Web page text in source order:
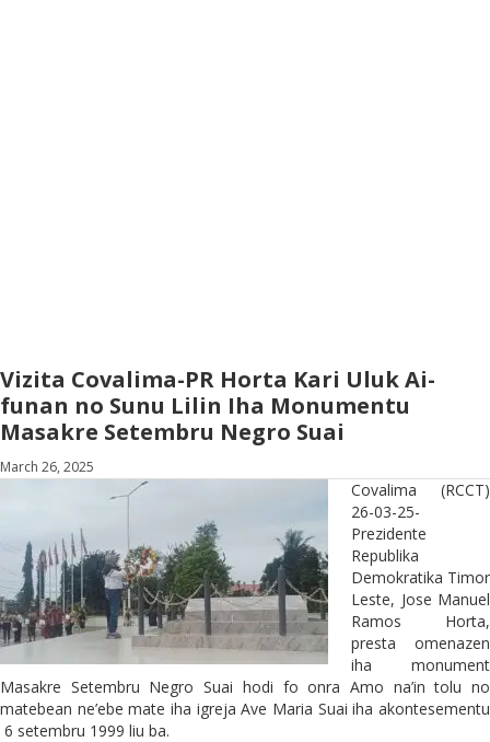
Vizita Covalima-PR Horta Kari Uluk Ai-
funan no Sunu Lilin Iha Monumentu
Masakre Setembru Negro Suai
March 26, 2025
Covalima (RCCT)
26-03-25-
Prezidente
Republika
Demokratika Timor
Leste, Jose Manuel
Ramos Horta,
presta omenazen
iha monument
Masakre Setembru Negro Suai hodi fo onra Amo na’in tolu no
matebean ne’ebe mate iha igreja Ave Maria Suai iha akontesementu
6 setembru 1999 liu ba.